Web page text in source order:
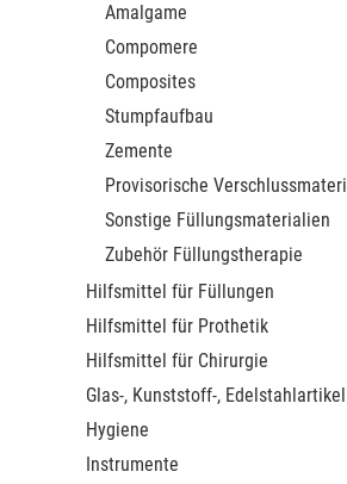
Amalgame
Compomere
Composites
Stumpfaufbau
Zemente
Provisorische
Sonstige Füllungsmaterialien
Zubehör Füllungstherapie
Hilfsmittel für Füllungen
Hilfsmittel für Prothetik
Hilfsmittel für Chirurgie
Glas-, Kunststoff-, Edelstahlartikel
Hygiene
Instrumente